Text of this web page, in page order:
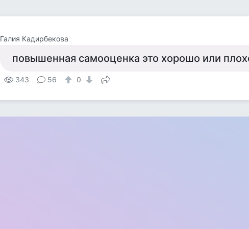
Галия Кадирбекова
повышенная самооценка это хорошо или
343 56 0